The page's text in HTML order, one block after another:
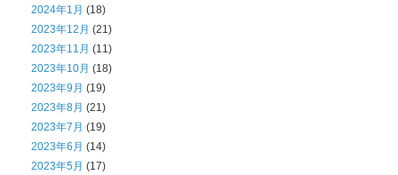
2024年1月 (18)
2023年12月 (21)
2023年11月 (11)
2023年10月 (18)
2023年9月 (19)
2023年8月 (21)
2023年7月 (19)
2023年6月 (14)
2023年5月 (17)